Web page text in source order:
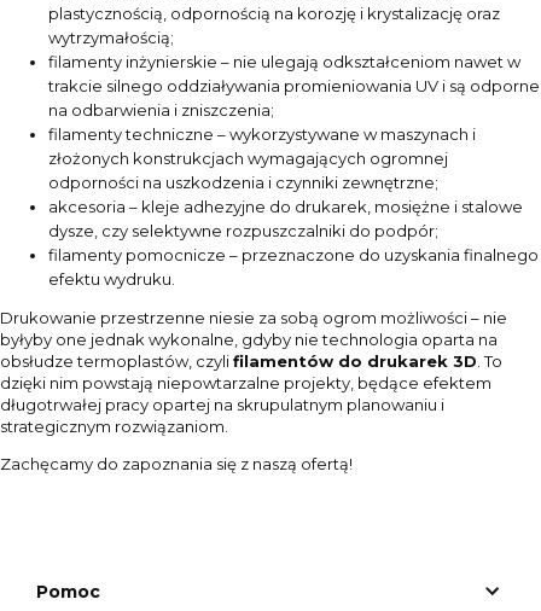
plastycznością, odpornością na korozję i krystalizację oraz
wytrzymałością;
filamenty inżynierskie – nie ulegają odkształceniom nawet w
trakcie silnego oddziaływania promieniowania UV i są odporne
na odbarwienia i zniszczenia;
filamenty techniczne – wykorzystywane w maszynach i
złożonych konstrukcjach wymagających ogromnej
odporności na uszkodzenia i czynniki zewnętrzne;
akcesoria – kleje adhezyjne do drukarek, mosiężne i stalowe
dysze, czy selektywne rozpuszczalniki do podpór;
filamenty pomocnicze – przeznaczone do uzyskania finalnego
efektu wydruku.
Drukowanie przestrzenne niesie za sobą ogrom możliwości – nie
byłyby one jednak wykonalne, gdyby nie technologia oparta na
obsłudze termoplastów, czylifilamentów do drukarek 3D . To
dzięki nim powstają niepowtarzalne projekty, będące efektem
długotrwałej pracy opartej na skrupulatnym planowaniu i
strategicznym rozwiązaniom.
Zachęcamy do zapoznania się z naszą ofertą!
Pomoc